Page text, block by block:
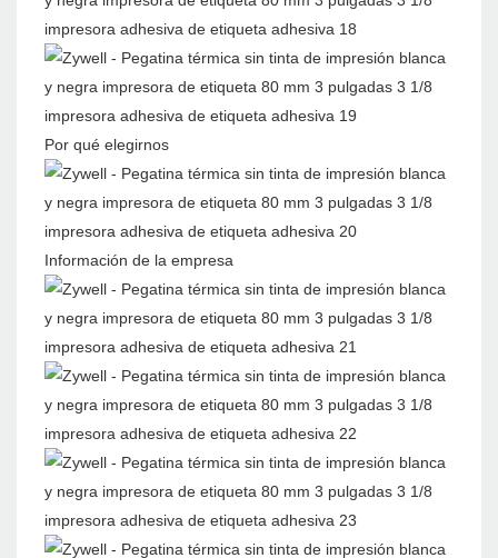
Por qué elegirnos
Información de la empresa